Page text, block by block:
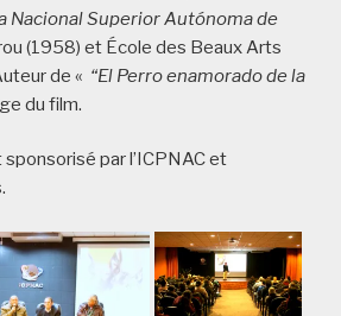
Nacional SuperiorAutónoma de
(1958) et École des Beaux Arts
de « “El Perro enamorado de la
du film.
par l’ICPNAC et